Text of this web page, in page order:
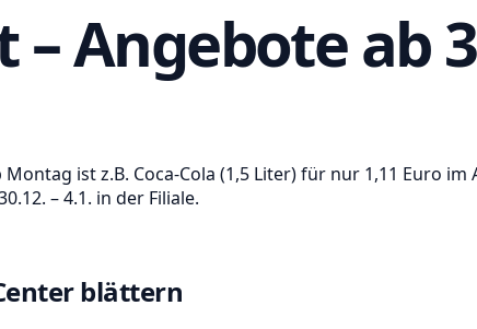
– Angebote ab
ist z.B. Coca-Cola (1,5 Liter) für nur 1,11 Euro
– 4.1. in der Filiale.
blättern